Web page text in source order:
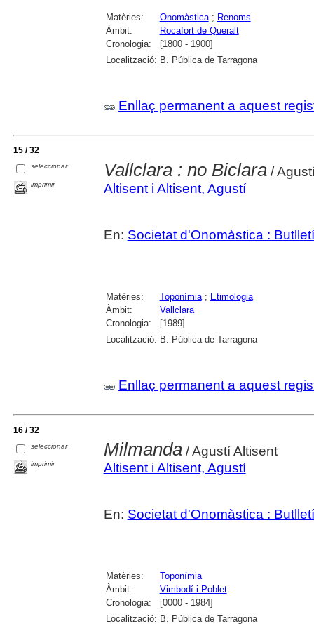
Matèries: Onomàstica; Renoms
Àmbit:
Rocafort de Queralt
Cronologia:
[1800 - 1900]
Localització: B. Pública de Tarragona
Enllaç permanent a aquest
15 / 32
seleccionar
imprimir
Vallclara : no Biclara/
Altisent i Altisent, Agustí
En: Societat d'Onomàstica :
Matèries: Toponímia; Etimologia
Àmbit:
Vallclara
Cronologia:
[1989]
Localització: B. Pública de Tarragona
Enllaç permanent a aquest
16 / 32
seleccionar
imprimir
Milmanda/ Agustí Altisent
Altisent i Altisent, Agustí
En: Societat d'Onomàstica :
Matèries:
Toponímia
Àmbit:
Vimbodí i Poblet
Cronologia:
[0000 - 1984]
Localització: B. Pública de Tarragona